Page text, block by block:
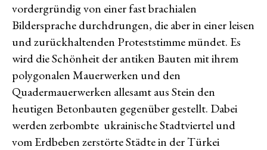
vordergründig von einer fast brachialen
Bildersprache durchdrungen, die aber in einer leisen
und zurückhaltenden Proteststimme mündet. Es
wird die Schönheit der antiken Bauten mit ihrem
polygonalen Mauerwerken und den
Quadermauerwerken allesamt aus Stein den
heutigen Betonbauten gegenüber gestellt. Dabei
werden zerbombte ukrainische Stadtviertel und
vom Erdbeben zerstörte Städte in der Türkei